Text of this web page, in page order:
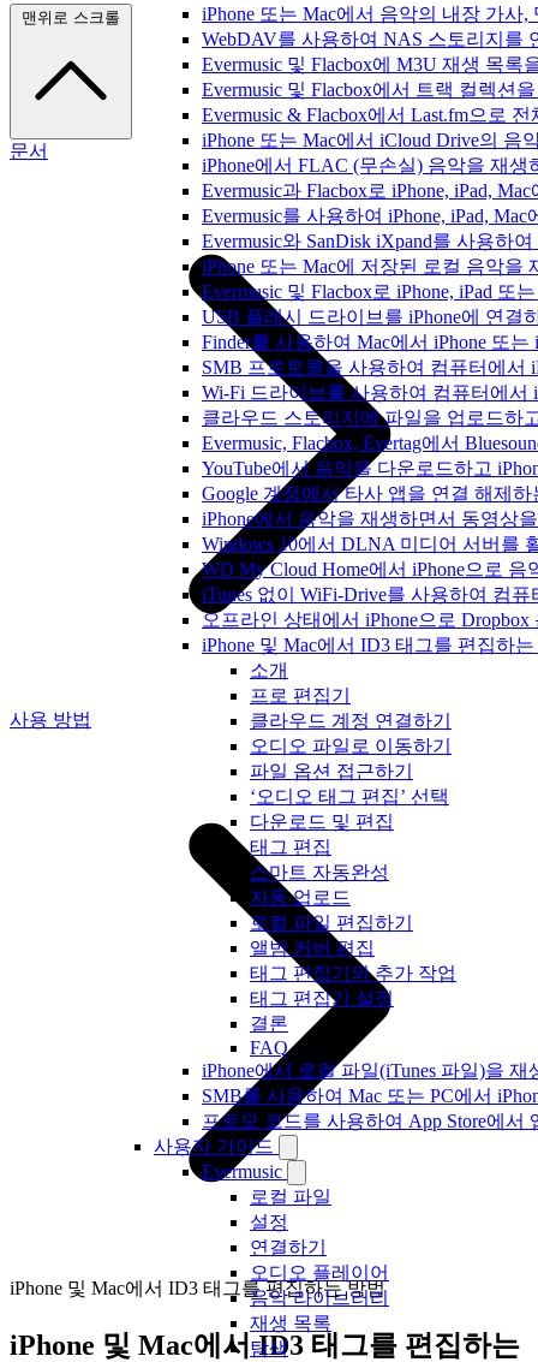
iPhone 또는 Mac에서 음악의 내장 가사
WebDAV를 사용하여 NAS 스토리지를
Evermusic 및 Flacbox에 M3U 재생 목록
Evermusic 및 Flacbox에서 트랙 컬렉션
Evermusic & Flacbox에서 Last.fm으로
iPhone 또는 Mac에서 iCloud Drive의 음
iPhone에서 FLAC (무손실) 음악을 재생
Evermusic과 Flacbox로 iPhone, iPad,
Evermusic를 사용하여 iPhone, iPad,
Evermusic와 SanDisk iXpand를 사용하
iPhone 또는 Mac에 저장된 로컬 음악을
Evermusic 및 Flacbox로 iPhone, iPad
USB 플래시 드라이브를 iPhone에 연
Finder를 사용하여 Mac에서 iPhone 또
SMB 프로토콜을 사용하여 컴퓨터에서
Wi-Fi 드라이브를 사용하여 컴퓨터에서
클라우드 스토리지에 파일을 업로드하
Evermusic, Flacbox, Evertag에서
YouTube에서 음악을 다운로드하고
Google 계정에서 타사 앱을 연결 해제하
iPhone에서 음악을 재생하면서 동영상
Windows 10에서 DLNA 미디어 서버를
WD My Cloud Home에서 iPhone으로
iTunes 없이 WiFi-Drive를 사용하여 컴
오프라인 상태에서 iPhone으로
iPhone 및 Mac에서 ID3 태그를 편집하
소개
프로 편집기
클라우드 계정 연결하기
오디오 파일로 이동하기
파일 옵션 접근하기
‘오디오 태그 편집’ 선택
다운로드 및 편집
태그 편집
스마트 자동완성
자동 업로드
로컬 파일 편집하기
앨범 커버 편집
태그 편집기의 추가 작업
태그 편집기 설정
결론
FAQ
iPhone에서 로컬 파일(iTunes 파일)을 재
SMB를 사용하여 Mac 또는 PC에서
프로모 코드를 사용하여 App Store에
사용자 가이드
Evermusic
로컬 파일
설정
연결하기
오디오 플레이어
음악 라이브러리
재생 목록
탐색
맨위로 스크롤
문서
사용 방법
iPhone 및 Mac에서 ID3 태그를 편집하는 방법
iPhone 및 Mac에서 ID3 태그를 편집하는